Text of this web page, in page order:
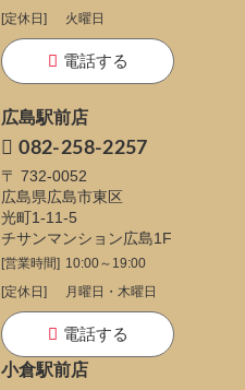
[定休日]
火曜日
電話する
広島駅前店
082-258-2257
〒 732-0052
広島県広島市東区
光町1-11-5
チサンマンション広島1F
[営業時間] 10:00～19:00
[定休日]
月曜日・木曜日
電話する
小倉駅前店